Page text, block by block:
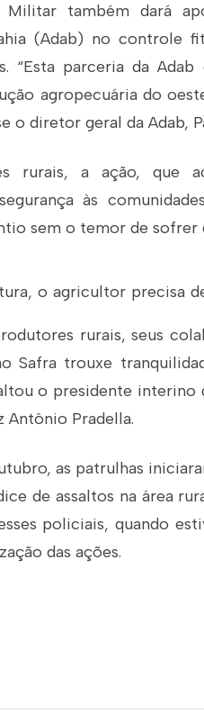
também dará
(Adab) no controle
“Esta parceria da
agropecuária do
o diretor geral da Adab,
rurais, a ação, que
às
sem o temor de
o agricultor precisa
rurais, seus
Safra trouxe
o presidente
Antônio Pradella.
as patrulhas
de assaltos na área
policiais, quando
das ações.